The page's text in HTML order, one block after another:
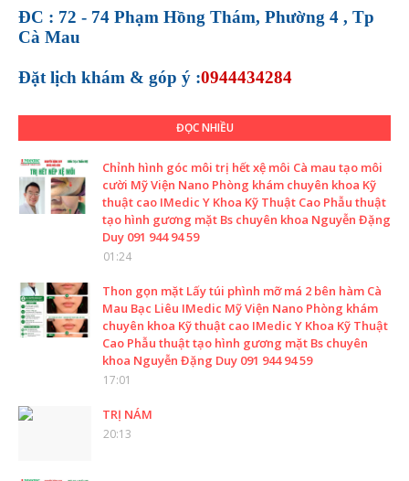
ĐC : 72 - 74 Phạm Hồng Thám, Phường 4 , Tp
Cà Mau
Đặt lịch khám & góp ý :0944434284
ĐỌC NHIỀU
Chỉnh hình góc môi trị hết xệ môi Cà mau tạo môi
cười Mỹ Viện Nano Phòng khám chuyên khoa Kỹ
thuật cao IMedic Y Khoa Kỹ Thuật Cao Phẫu thuật
tạo hình gương mặt Bs chuyên khoa Nguyễn Đặng
Duy 091 944 94 59
01:24
Thon gọn mặt Lấy túi phình mỡ má 2 bên hàm Cà
Mau Bạc Liêu IMedic Mỹ Viện Nano Phòng khám
chuyên khoa Kỹ thuật cao IMedic Y Khoa Kỹ Thuật
Cao Phẫu thuật tạo hình gương mặt Bs chuyên
khoa Nguyễn Đặng Duy 091 944 94 59
17:01
TRỊ NÁM
20:13